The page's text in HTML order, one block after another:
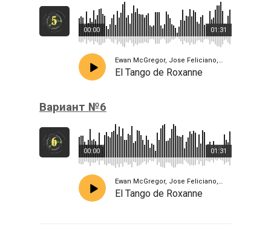
01:31
00:00
Ewan McGregor, Jose Feliciano, Jacek Koman
El Tango de Roxanne
Вариант №6
01:31
00:00
Ewan McGregor, Jose Feliciano, Jacek Koman
El Tango de Roxanne